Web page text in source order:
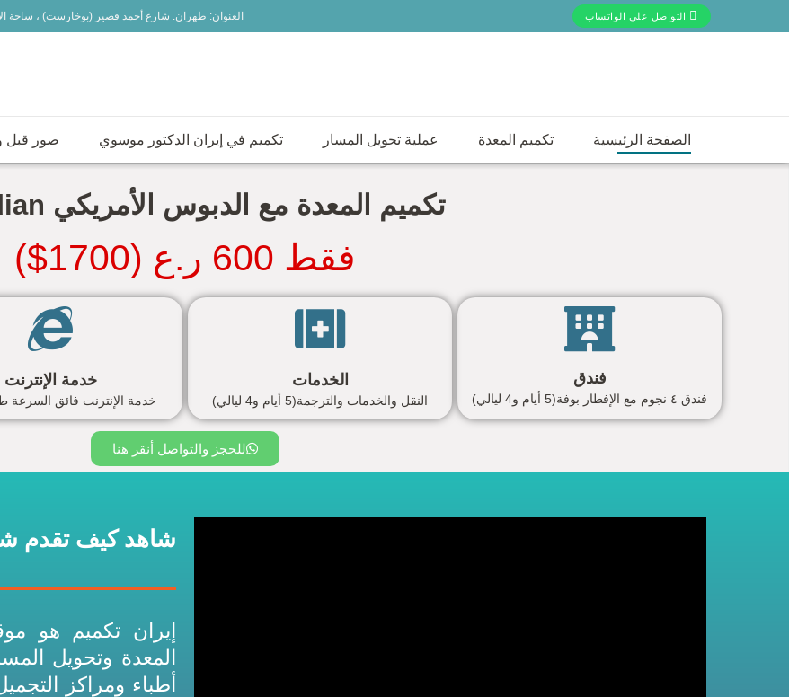
التواصل على الواتساب العنوان: طهران. شارع أحمد قصير (بوخارست) ، ساحة
تكميم المعدة في إيران
الصفحة الرئيسية تكميم المعدة عملية تحويل المسار تكميم في إيران الدكتور موسوي صور قبل
تكميم المعدة مع الدبوس الأمريكي covedian
فقط 600 ر.ع (1700$)
فندق
فندق ٤ نجوم مع الإفطار بوفة(5 أيام و4 ليالي)
الخدمات
النقل والخدمات والترجمة(5 أيام و4 ليالي)
خدمة الإنترنت
خدمة الإنترنت فائق السرعة
للحجز والتواصل أنقر هنا
شاهد كيف تقدم
إيران تكميم هو
المعدة وتحويل
أطباء ومراكز